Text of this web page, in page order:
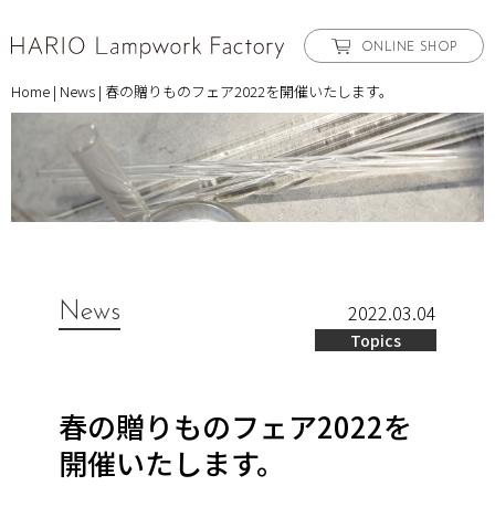
ONLINE SHOP
Home | News | 春の贈りものフェア2022を開催いたします。
News 2022.03.04
Topics
春の贈りものフェア2022を
開催いたします。